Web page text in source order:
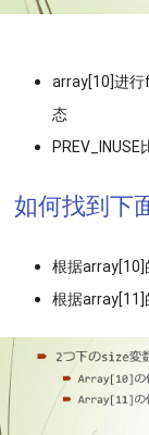
array[10]进
态
如何找到下
根据
根据